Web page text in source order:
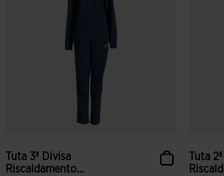
Tuta 3ª Divisa
Riscaldamento
Tuta